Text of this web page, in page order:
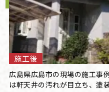
施工後
広島県広島市の現場の施工事
は軒天井の汚れが目立ち、塗